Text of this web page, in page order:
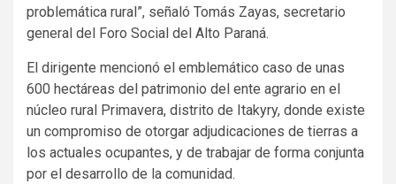
problemática rural”, señaló Tomás Zayas, secretario
general del Foro Social del Alto Paraná.
El dirigente mencionó el emblemático caso de unas
600 hectáreas del patrimonio del ente agrario en el
núcleo rural Primavera, distrito de Itakyry, donde existe
un compromiso de otorgar adjudicaciones de tierras a
los actuales ocupantes, y de trabajar de forma conjunta
por el desarrollo de la comunidad.